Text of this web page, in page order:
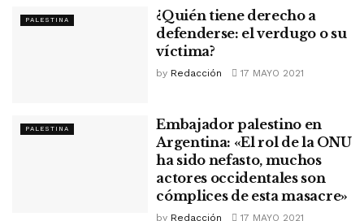
PALESTINA
¿Quién tiene derecho a
defenderse: el verdugo o su
víctima?
by Redacción 17 MAYO 2021
PALESTINA
Embajador palestino en
Argentina: «El rol de la ONU
ha sido nefasto, muchos
actores occidentales son
cómplices de esta masacre»
by Redacción 17 MAYO 2021